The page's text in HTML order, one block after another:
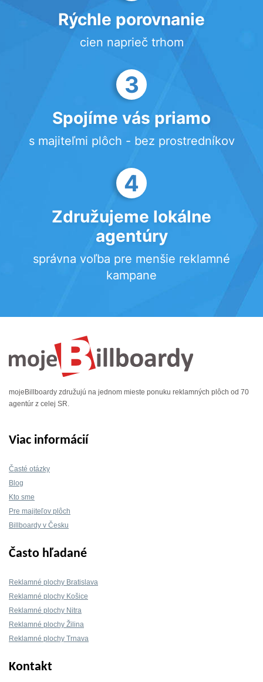
Rýchle porovnanie
cien naprieč trhom
3
Spojíme vás priamo
s majiteľmi plôch - bez prostredníkov
4
Združujeme lokálne
agentúry
správna voľba pre menšie reklamné
kampane
mojeBillboardy združujú na jednom mieste ponuku reklamných plôch od 70
agentúr z celej SR.
Viac informácií
Časté otázky
Blog
Kto sme
Pre majiteľov plôch
Billboardy v Česku
Často hľadané
Reklamné plochy Bratislava
Reklamné plochy Košice
Reklamné plochy Nitra
Reklamné plochy Žilina
Reklamné plochy Trnava
Kontakt